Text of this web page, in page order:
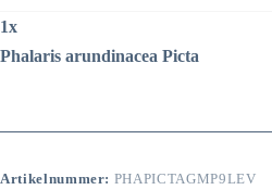
1x
Phalaris arundinacea Picta
Artikelnummer: PHAPICTAGMP9LEV